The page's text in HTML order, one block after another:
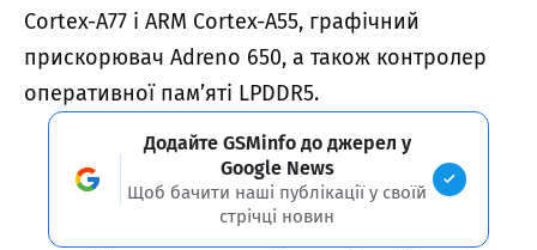
Cortex-A77 і ARM Cortex-A55, графічний
прискорювач Adreno 650, а також контролер
оперативної пам’яті LPDDR5.
Додайте GSMinfo до джерел у
Google News
Щоб бачити наші публікації у своїй
стрічці новин